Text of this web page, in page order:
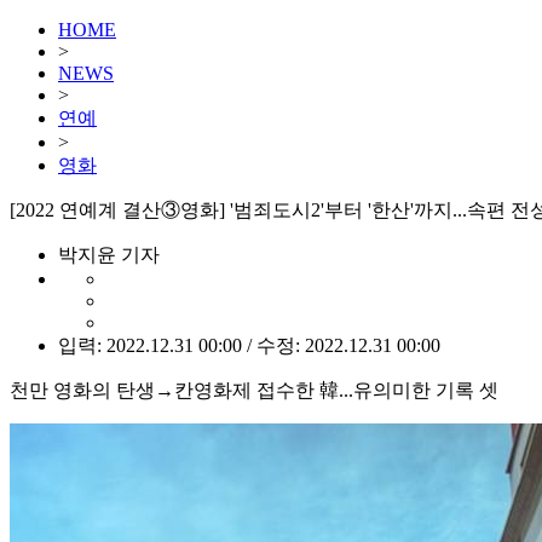
HOME
>
NEWS
>
연예
>
영화
[2022 연예계 결산③영화] '범죄도시2'부터 '한산'까지...속편 전
박지윤 기자
입력: 2022.12.31 00:00 / 수정: 2022.12.31 00:00
천만 영화의 탄생→칸영화제 접수한 韓...유의미한 기록 셋